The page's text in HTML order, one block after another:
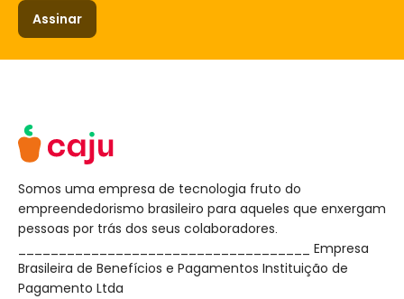
Assinar
Somos uma empresa de tecnologia fruto do
empreendedorismo brasileiro para aqueles que enxergam
pessoas por trás dos seus colaboradores.
____________________________________ Empresa
Brasileira de Benefícios e Pagamentos Instituição de
Pagamento Ltda